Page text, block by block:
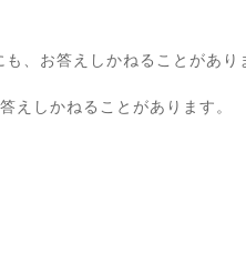
、お答えしかねることがあり
えしかねることがあります。